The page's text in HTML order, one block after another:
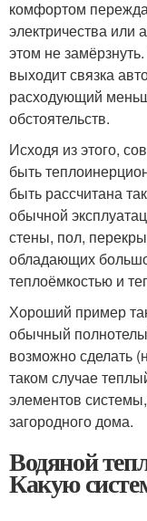
комфортом
электричества или
этом не
выходит связка
расходующий
обстоятельств.
Исходя из этого,
быть
быть рассчитана
обычной
стены, пол,
обладающих
теплоёмкостью и
Хороший пример
обычный
возможно сделать
таком случае
элементов
загородного дома.
Водяной
Какую